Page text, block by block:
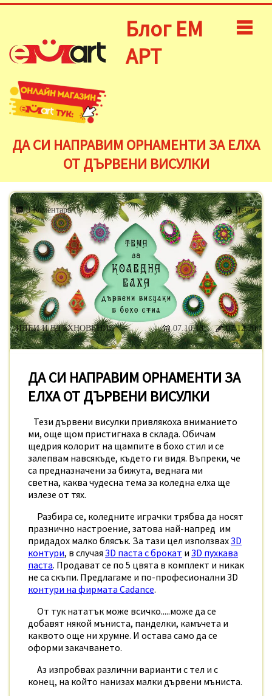
Блог ЕМ
АРТ
ДА СИ НАПРАВИМ ОРНАМЕНТИ ЗА ЕЛХА
ОТ ДЪРВЕНИ ВИСУЛКИ
0 Коментара Печат
ИДЕИ И ВДЪХНОВЕНИЕ 07.12.20
07.10.18
ДА СИ НАПРАВИМ ОРНАМЕНТИ ЗА
ЕЛХА ОТ ДЪРВЕНИ ВИСУЛКИ
Тези дървени висулки привлякоха вниманието
ми, още щом пристигнаха в склада. Обичам
щедрия колорит на щампите в бохо стил и се
залепвам навсякъде, където ги видя. Въпреки, че
са предназначени за бижута, веднага ми
светна, каква чудесна тема за коледна елха ще
излезе от тях.
Разбира се, коледните играчки трябва да носят
празнично настроение, затова най-напред им
придадох малко блясък. За тази цел използвах3D
контури, в случая 3D паста с брокат и 3D пухкава
паста. Продават се по 5 цвята в комплект и никак
не са скъпи. Предлагаме и по-професионални 3D
контури на фирмата Cadance.
От тук нататък може всичко.....може да се
добавят някой мъниста, панделки, камъчета и
каквото още ни хрумне. И остава само да се
оформи закачването.
Аз изпробвах различни варианти с тел и с
конец, на който нанизах малки дървени мъниста.